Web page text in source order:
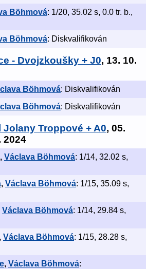
Böhmová: 1/20, 35.02 s, 0.0 tr. b.,
Böhmová: Diskvalifikován
- Dvojzkoušky + J0, 13. 10.
Böhmová: Diskvalifikován
Böhmová: Diskvalifikován
Jolany Troppové + A0, 05.
2024
, Václava Böhmová: 1/14, 32.02 s,
, Václava Böhmová: 1/15, 35.09 s,
Václava Böhmová: 1/14, 29.84 s,
, Václava Böhmová: 1/15, 28.28 s,
, Václava Böhmová: